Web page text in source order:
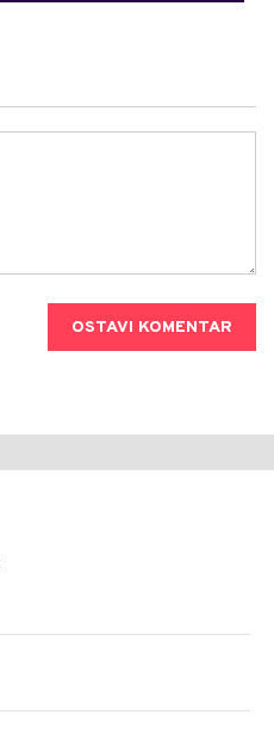
OSTAVI KOMENTAR